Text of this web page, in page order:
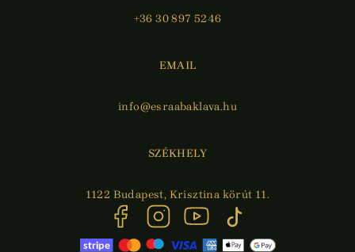
+36 30 897 5246
EMAIL
info@esraabaklava.hu
SZÉKHELY
1122 Budapest, Krisztina körút 11.